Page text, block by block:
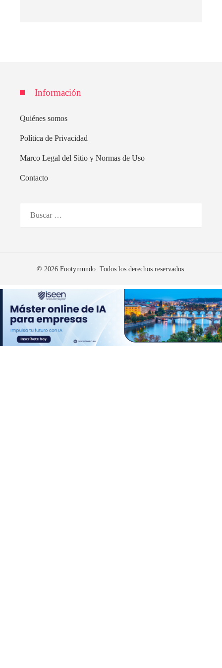
Información
Quiénes somos
Política de Privacidad
Marco Legal del Sitio y Normas de Uso
Contacto
© 2026 Footymundo. Todos los derechos reservados.